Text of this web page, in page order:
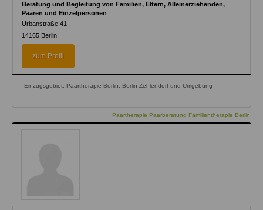
Beratung und Begleitung von Familien, Eltern, Alleinerziehenden,
Paaren und Einzelpersonen
Urbanstraße 41
14165 Berlin
zum Profil
Einzugsgebiet: Paartherapie Berlin, Berlin Zehlendorf und Umgebung
Paartherapie Paarberatung Familientherapie Berlin